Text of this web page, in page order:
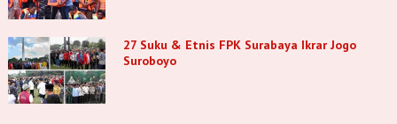
27 Suku & Etnis FPK Surabaya Ikrar Jogo
Suroboyo